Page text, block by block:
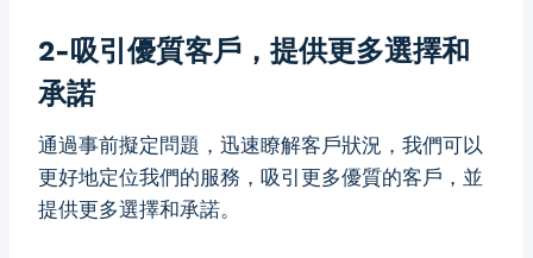
2-吸引優質客戶，提供更多選擇和
承諾
通過事前擬定問題，迅速瞭解客戶狀況，我們可以
更好地定位我們的服務，吸引更多優質的客戶，並
提供更多選擇和承諾。